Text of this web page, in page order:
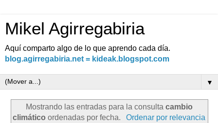
Mikel Agirregabiria
Aquí comparto algo de lo que aprendo cada día.
blog.agirregabiria.net = kideak.blogspot.com
▼
Mostrando las entradas para la consulta cambio
climático ordenadas por fecha.
Ordenar por relevancia